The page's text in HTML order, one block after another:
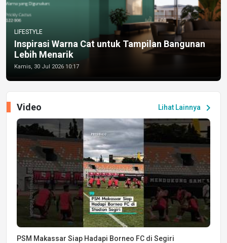
LIFESTYLE
Inspirasi Warna Cat untuk Tampilan Bangunan
Lebih Menarik
Kamis, 30 Jul 2026 10:17
Lihat Lainnya chevron_right
Video
PSM Makassar Siap Hadapi Borneo FC di Segiri